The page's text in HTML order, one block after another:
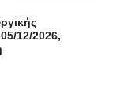
12/2026,